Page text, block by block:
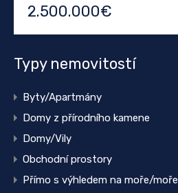
2.500.000€
Typy nemovitostí
Byty/Apartmány
Domy z přírodního kamene
Domy/Vily
Obchodní prostory
Přímo s výhledem na moře/moře